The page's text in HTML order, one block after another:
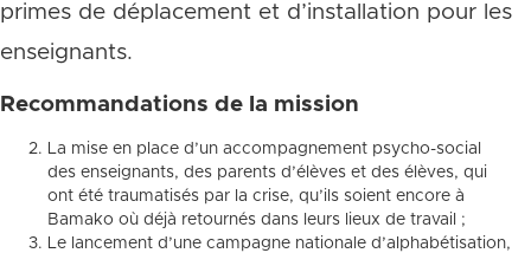
primes de déplacement et d’installation pour les
enseignants.
Recommandations de la mission
La mise en place d’un accompagnement psycho-social
des enseignants, des parents d’élèves et des élèves, qui
ont été traumatisés par la crise, qu’ils soient encore à
Bamako où déjà retournés dans leurs lieux de travail ;
Le lancement d’une campagne nationale d’alphabétisation,